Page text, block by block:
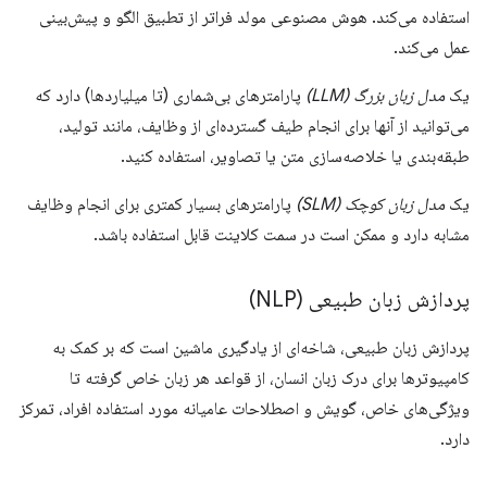
استفاده می‌کند. هوش مصنوعی مولد فراتر از تطبیق الگو و پیش‌بینی
عمل می‌کند.
یک مدل زبان بزرگ (LLM)
پارامترهای بی‌شماری (تا میلیاردها) دارد که
می‌توانید از آنها برای انجام طیف گسترده‌ای از وظایف، مانند تولید،
طبقه‌بندی یا خلاصه‌سازی متن یا تصاویر، استفاده کنید.
یک مدل زبان کوچک (SLM)
پارامترهای بسیار کمتری برای انجام وظایف
مشابه دارد و ممکن است در سمت کلاینت قابل استفاده باشد.
پردازش زبان طبیعی (NLP)
پردازش زبان طبیعی، شاخه‌ای از یادگیری ماشین است که بر کمک به
کامپیوترها برای درک زبان انسان، از قواعد هر زبان خاص گرفته تا
ویژگی‌های خاص، گویش و اصطلاحات عامیانه مورد استفاده افراد، تمرکز
دارد.